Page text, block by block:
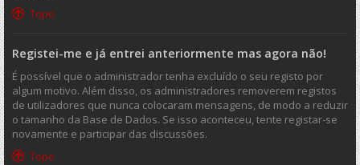
Topo
Registei-me e já entrei anteriormente mas agora não!
É possível que o administrador tenha excluído o seu registo por
algum motivo. Além disso, os administradores removerem registos
de utilizadores que nunca colocaram mensagens, de modo a reduzir
o tamanho da Base de Dados. Se isso aconteceu, tente registar-se
novamente e participar das discussões.
Topo